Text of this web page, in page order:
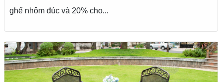
ghế nhôm đúc và 20% cho...